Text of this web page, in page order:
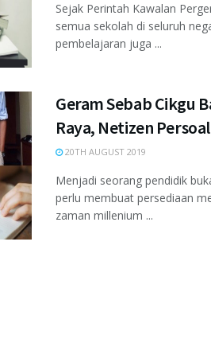
Sejak Perintah Kawalan
semua sekolah di seluruh
pembelajaran juga ...
Geram Sebab Cikgu
Raya, Netizen
20TH AUGUST 2019
Menjadi seorang pendidik
perlu membuat persediaan
zaman millenium ...